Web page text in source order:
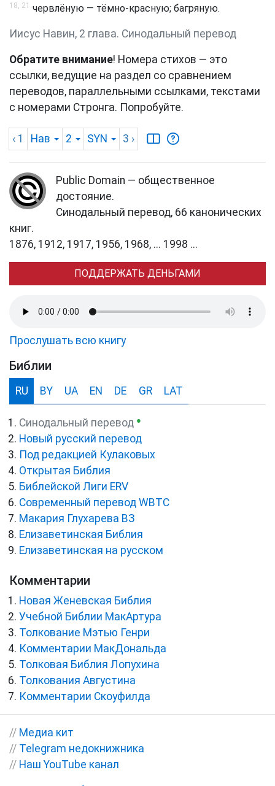
18, 21 червлёную — тёмно-красную; багряную.
Иисус Навин, 2 глава. Синодальный перевод
Обратите внимание! Номера стихов — это
ссылки, ведущие на раздел со сравнением
переводов, параллельными ссылками, текстами
с номерами Стронга. Попробуйте.
‹ 1 Нав 2 SYN 3 ›
Public Domain — общественное
достояние.
Синодальный перевод, 66 канонических
книг.
1876, 1912, 1917, 1956, 1968, ... 1998 ...
ПОДДЕРЖАТЬ ДЕНЬГАМИ
Прослушать всю книгу
Библии
RU BY UA EN DE GR LAT
Синодальный перевод ●
Новый русский перевод
Под редакцией Кулаковых
Открытая Библия
Библейской Лиги ERV
Cовременный перевод WBTC
Макария Глухарева ВЗ
Елизаветинская Библия
Елизаветинская на русском
Комментарии
Новая Женевская Библия
Учебной Библии МакАртура
Толкование Мэтью Генри
Комментарии МакДональда
Толковая Библия Лопухина
Толкования Августина
Комментарии Скоуфилда
// Медиа кит
// Telegram недокнижника
// Наш YouTube канал